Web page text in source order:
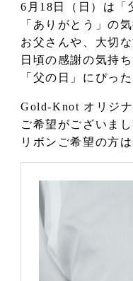
6月18日（日）は「
「ありがとう」の
お父さんや、大切
日頃の感謝の気持
「父の日」にぴっ
Gold-Knot オリジ
ご希望がございま
リボンご希望の方